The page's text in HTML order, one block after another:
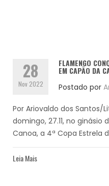
28
Nov 2022
FLAMENGO
EM CAPÃO DA
Postado por
Por Ariovaldo dos
domingo, 27.11, no
Canoa, a 4ª Copa Estrela
Leia Mais